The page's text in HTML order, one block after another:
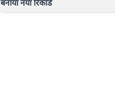
बनाया नया रिकॉर्ड